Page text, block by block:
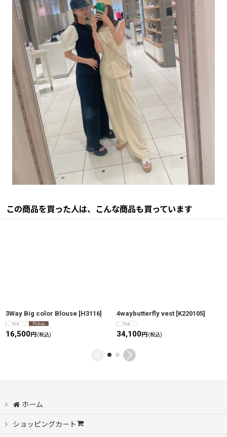
この商品を買った人は、こんな商品も買っています
3Way Big color Blouse [H3116]
16,500円 (税込)
4waybutterfly vest [K220105]
34,100円 (税込)
ホーム
ショッピングカート